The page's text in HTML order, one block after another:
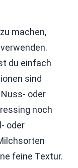
machen,
du einfach
sind
oder
noch
oder
feine Textur.